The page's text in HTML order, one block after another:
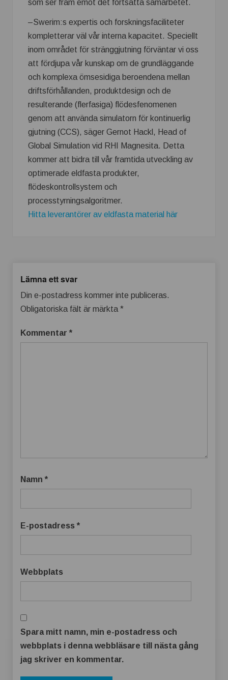
som ser fram emot det fortsatta samarbetet.
–Swerim:s expertis och forskningsfaciliteter
kompletterar väl vår interna kapacitet. Speciellt
inom området för stränggjutning förväntar vi oss
att fördjupa vår kunskap om de grundläggande
och komplexa ömsesidiga beroendena mellan
driftsförhållanden, produktdesign och de
resulterande (flerfasiga) flödesfenomenen
genom att använda simulatorn för kontinuerlig
gjutning (CCS), säger Gernot Hackl, Head of
Global Simulation vid RHI Magnesita. Detta
kommer att bidra till vår framtida utveckling av
optimerade eldfasta produkter,
flödeskontrollsystem och
processtyrningsalgoritmer.
Hitta leverantörer av eldfasta material här
Lämna ett svar
Din e-postadress kommer inte publiceras.
Obligatoriska fält är märkta *
Kommentar *
Namn *
E-postadress *
Webbplats
Spara mitt namn, min e-postadress och
webbplats i denna webbläsare till nästa gång
jag skriver en kommentar.